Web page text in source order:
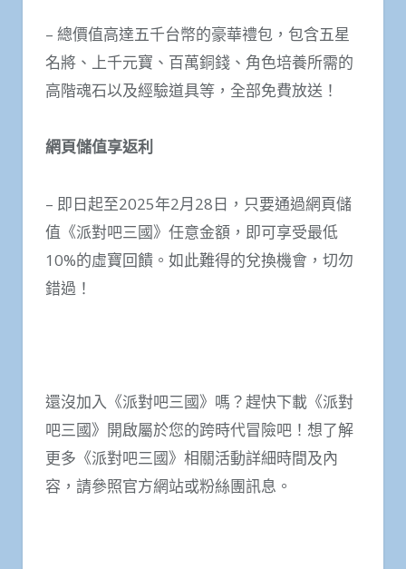
– 總價值高達五千台幣的豪華禮包，包含五星
名將、上千元寶、百萬銅錢、角色培養所需的
高階魂石以及經驗道具等，全部免費放送！
網頁儲值享返利
– 即日起至2025年2月28日，只要通過網頁儲
值《派對吧三國》任意金額，即可享受最低
10%的虛寶回饋。如此難得的兌換機會，切勿
錯過！
還沒加入《派對吧三國》嗎？趕快下載《派對
吧三國》開啟屬於您的跨時代冒險吧！想了解
更多《派對吧三國》相關活動詳細時間及內
容，請參照官方網站或粉絲團訊息。